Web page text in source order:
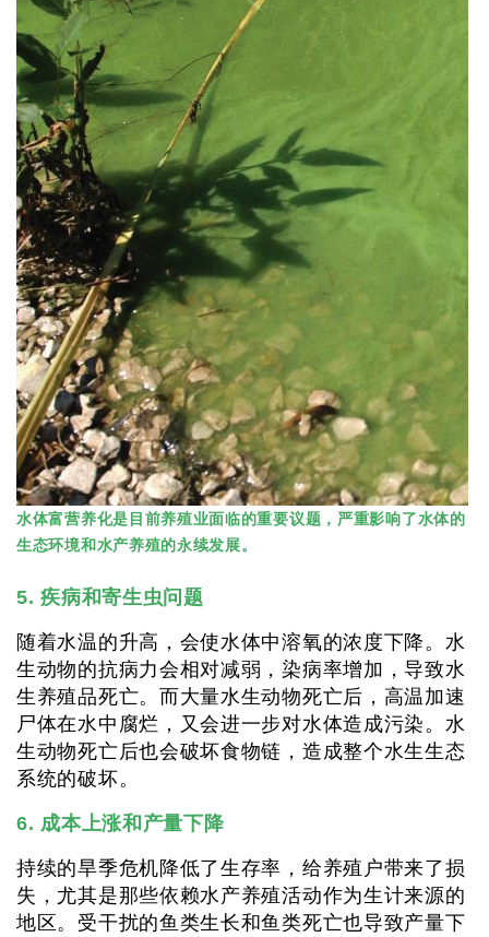
水体富营养化是目前养殖业面临的重要议题，严重影响了水体的
生态环境和水产养殖的永续发展。
5. 疾病和寄生虫问题
随着水温的升高，会使水体中溶氧的浓度下降。水
生动物的抗病力会相对减弱，染病率增加，导致水
生养殖品死亡。而大量水生动物死亡后，高温加速
尸体在水中腐烂，又会进一步对水体造成污染。水
生动物死亡后也会破坏食物链，造成整个水生生态
系统的破坏。
6. 成本上涨和产量下降
持续的旱季危机降低了生存率，给养殖户带来了损
失，尤其是那些依赖水产养殖活动作为生计来源的
地区。受干扰的鱼类生长和鱼类死亡也导致产量下